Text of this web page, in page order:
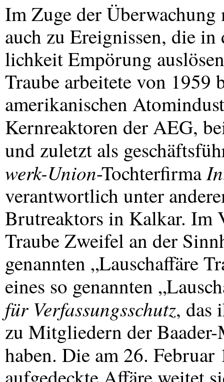
Im Zuge der Überwachung
auch zu Ereignissen, die
lichkeit Empörung
Traube arbeitete von 1959
amerikanischen
Kernreaktoren derAEG,
und zuletzt als
werk-Union-Tochterfirma
verantwortlich unter
Brutreaktors in Kalkar. Im
Traube Zweifel an der
genannten „Lauschaffäre
eines so genannten
für Verfassungsschutz, das
zu Mitgliedern der
haben. Die am 26.